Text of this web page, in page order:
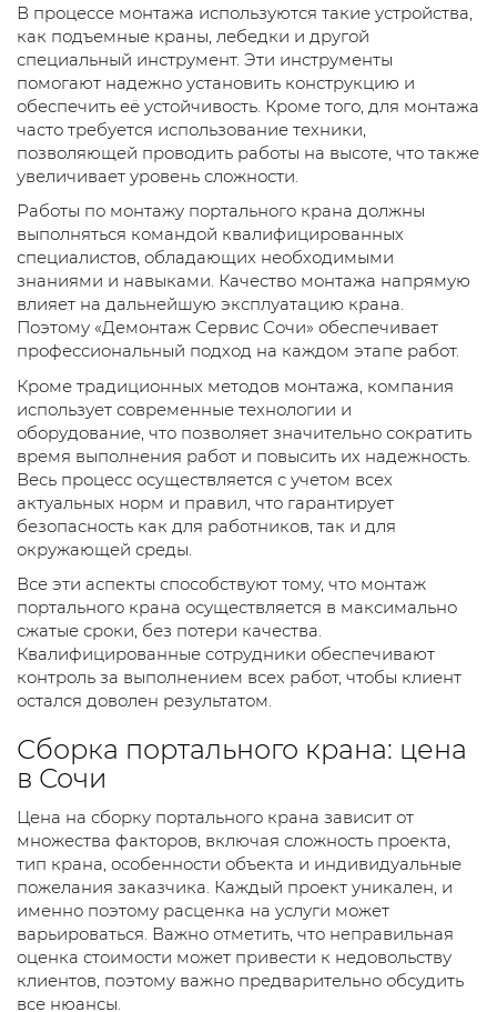
В процессе монтажа используются такие устройства,
как подъемные краны, лебедки и другой
специальный инструмент. Эти инструменты
помогают надежно установить конструкцию и
обеспечить её устойчивость. Кроме того, для монтажа
часто требуется использование техники,
позволяющей проводить работы на высоте, что также
увеличивает уровень сложности.
Работы по монтажу портального крана должны
выполняться командой квалифицированных
специалистов, обладающих необходимыми
знаниями и навыками. Качество монтажа напрямую
влияет на дальнейшую эксплуатацию крана.
Поэтому «Демонтаж Сервис Сочи» обеспечивает
профессиональный подход на каждом этапе работ.
Кроме традиционных методов монтажа, компания
использует современные технологии и
оборудование, что позволяет значительно сократить
время выполнения работ и повысить их надежность.
Весь процесс осуществляется с учетом всех
актуальных норм и правил, что гарантирует
безопасность как для работников, так и для
окружающей среды.
Все эти аспекты способствуют тому, что монтаж
портального крана осуществляется в максимально
сжатые сроки, без потери качества.
Квалифицированные сотрудники обеспечивают
контроль за выполнением всех работ, чтобы клиент
остался доволен результатом.
Сборка портального крана: цена
в Сочи
Цена на сборку портального крана зависит от
множества факторов, включая сложность проекта,
тип крана, особенности объекта и индивидуальные
пожелания заказчика. Каждый проект уникален, и
именно поэтому расценка на услуги может
варьироваться. Важно отметить, что неправильная
оценка стоимости может привести к недовольству
клиентов, поэтому важно предварительно обсудить
все нюансы.